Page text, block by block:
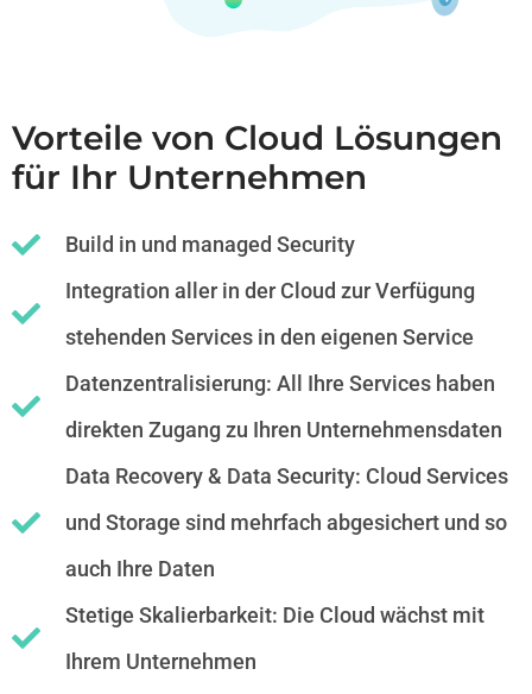
Vorteile von Cloud Lösungen
für Ihr Unternehmen
Build in und managed Security
Integration aller in der Cloud zur Verfügung
stehenden Services in den eigenen Service
Datenzentralisierung: All Ihre Services haben
direkten Zugang zu Ihren Unternehmensdaten
Data Recovery & Data Security: Cloud Services
und Storage sind mehrfach abgesichert und so
auch Ihre Daten
Stetige Skalierbarkeit: Die Cloud wächst mit
Ihrem Unternehmen